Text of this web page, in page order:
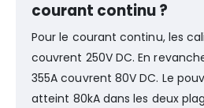
courant continu ?
Pour le courant continu, les
couvrent 250V DC. En
355A couvrent 80V DC. Le
atteint 80kA dans les deux